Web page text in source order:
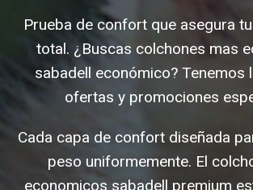
Prueba de confort que asegura
total. ¿Buscas colchones mas
sabadell económico? Tenemos
ofertas y promociones
Cada capa de confort diseñada
peso uniformemente. El
economicos sabadell premium